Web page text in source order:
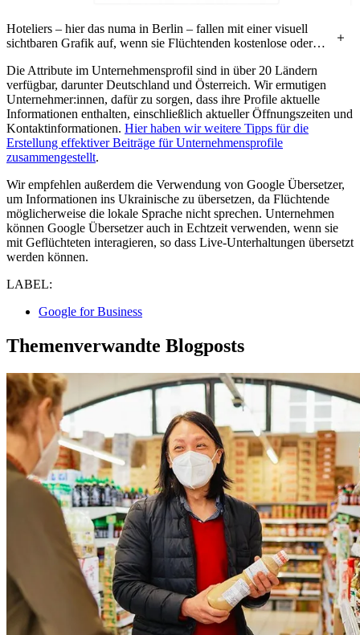
Hoteliers – hier das numa in Berlin – fallen mit einer visuell
sichtbaren Grafik auf, wenn sie Flüchtenden kostenlose oder
Die Attribute im Unternehmensprofil sind in über 20 Ländern
verfügbar, darunter Deutschland und Österreich. Wir ermutigen
Unternehmer:innen, dafür zu sorgen, dass ihre Profile aktuelle
Informationen enthalten, einschließlich aktueller Öffnungszeiten und
Kontaktinformationen. Hier haben wir weitere Tipps für die
Erstellung effektiver Beiträge für Unternehmensprofile
zusammengestellt.
Wir empfehlen außerdem die Verwendung von Google Übersetzer,
um Informationen ins Ukrainische zu übersetzen, da Flüchtende
möglicherweise die lokale Sprache nicht sprechen. Unternehmen
können Google Übersetzer auch in Echtzeit verwenden, wenn sie
mit Geflüchteten interagieren, so dass Live-Unterhaltungen übersetzt
werden können.
LABEL:
Google for Business
Themenverwandte Blogposts